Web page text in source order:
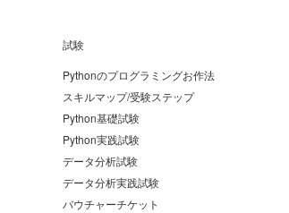
試験
Pythonのプログラミングお作法
スキルマップ/受験ステップ
Python基礎試験
Python実践試験
データ分析試験
データ分析実践試験
バウチャーチケット